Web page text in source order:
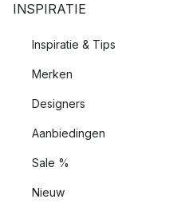
INSPIRATIE
Inspiratie & Tips
Merken
Designers
Aanbiedingen
Sale %
Nieuw